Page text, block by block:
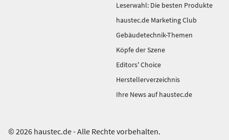
Leserwahl: Die besten Produkte
haustec.de Marketing Club
Gebäudetechnik-Themen
Köpfe der Szene
Editors' Choice
Herstellerverzeichnis
Ihre News auf haustec.de
© 2026 haustec.de - Alle Rechte vorbehalten.